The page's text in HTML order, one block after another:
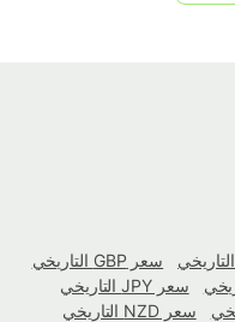
سعر GBP التاريخي
سعر JPY التاريخي
سعر NZD التاريخي